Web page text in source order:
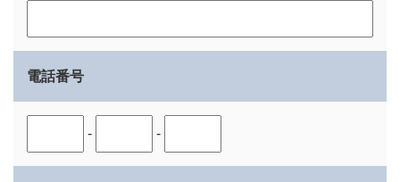
電話番号
- -